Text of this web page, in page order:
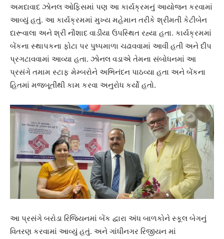
અમદાવાદ ઝોનલ ઓફિસમાં પણ આ કાર્યક્રમનું આયોજન કરવામાં
આવ્યું હતું. આ કાર્યક્રમમાં મુખ્ય મહેમાન તરીકે શ્રીમતી કેટીબેન
દારૂવાલા અને શ્રી નૌશાદ વાડીયા ઉપસ્થિત રહ્યા હતા. કાર્યક્રમમાં
બેંકના સ્થાપકના ફોટા પર પુષ્પમાળા ચઢાવવામાં આવી હતી અને દીપ
પ્રગટાવવામાં આવ્યા હતા. ઝોનલ વડાએ તેમના સંબોધનમાં આ
પ્રસંગે તમામ સ્ટાફ મેમ્બરોને અભિનંદન પાઠવ્યા હતા અને બેંકના
હિતમાં મજબૂતીથી કામ કરવા અનુરોધ કર્યો હતો.
આ પ્રસંગે બરોડા રિજિયનમાં બેંક દ્વારા અંધ બાળકોને સ્કૂલ બેગનું
વિતરણ કરવામાં આવ્યું હતું. અને ગાંધીનગર રિજીયન માં